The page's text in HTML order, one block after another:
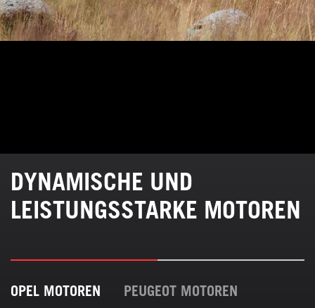
DYNAMISCHE UND
LEISTUNGSSTARKE MOTOREN
OPEL MOTOREN PEUGEOT MOTOREN